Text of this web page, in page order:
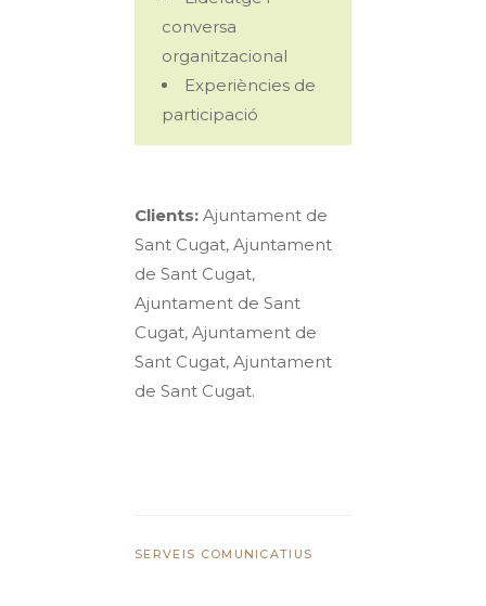
conversa
organitzacional
Experiències de
participació
Clients: Ajuntament de
Sant Cugat, Ajuntament
de Sant Cugat,
Ajuntament de Sant
Cugat, Ajuntament de
Sant Cugat, Ajuntament
de Sant Cugat.
SERVEIS COMUNICATIUS